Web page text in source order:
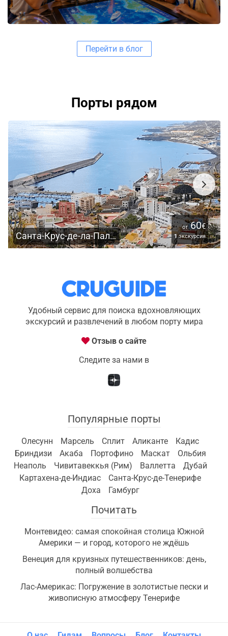
Перейти в блог
Порты рядом
Санта-Крус-де-ла-Пальма
от60€
1экскурсия
Удобный сервис для поиска вдохновляющих
экскурсий и развлечений в любом порту мира
Отзыв о сайте
Следите за нами в
Популярные порты
Олесунн Марсель Сплит Аликанте
Кадис
Бриндизи
Акаба Портофино Маскат
Ольбия
Неаполь
Чивитавеккья (Рим) Валлетта
Дубай
Картахена-де-Индиас
Санта-Крус-де-Тенерифе
Доха
Гамбург
Почитать
Монтевидео: самая спокойная столица Южной
Америки — и город, которого не ждёшь
Венеция для круизных путешественников: день,
полный волшебства
Лас-Америкас: Погружение в золотистые пески и
живописную атмосферу Тенерифе